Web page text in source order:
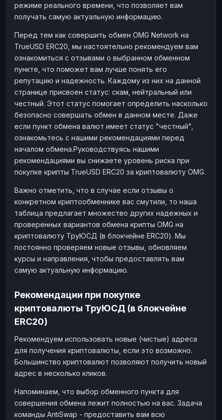
Наличные USD
Наличные KZT
Наличные
Наличные
режиме реального времени, что позволяет вам
получать самую актуальную информацию.
Перед тем как совершить обмен OMG Network на
TrueUSD ERC20, мы настоятельно рекомендуем вам
ознакомиться с отзывами о выбранном обменном
пункте, что поможет вам лучше понять его
репутацию и надежность. Каждому из них на данной
странице присвоен статус: скам, нейтральный или
честный. Этот статус помогает определить насколько
безопасно совершать обмен в данном месте. Даже
если пункт обмена валют имеет статус "честный",
ознакомьтесь с нашими рекомендациями перед
началом обмена.Руководствуясь нашими
рекомендациями вы снижаете уровень риска при
покупке крипты TrueUSD ERC20 за криптовалюту OMG.
Важно отметить, что в случае если отзывы о
конкретном криптообменнике вас смутили, то наша
таблица предлагает множество других надежных и
проверенных вариантов обмена крипты OMG на
криптовалюту ТруЮСД (в блокчейне ERC20). Мы
постоянно проверяем новые отзывы, обновляем
курсы и направления, чтобы предоставлять вам
самую актуальную информацию.
Рекомендации при покупке
криптовалюты ТруЮСД (в блокчейне
ERC20)
Рекомендуем использовать новые (чистые) адреса
для получения криптовалюты, если это возможно.
Большинство криптовалют позволяют получить новый
адрес в несколько кликов.
Напоминаем, что выбор обменного пункта для
совершения обмена лежит полностью на вас. Задача
команды AntiSwap - предоставить вам всю